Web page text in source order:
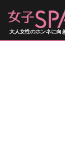
大人女性のホンネに向